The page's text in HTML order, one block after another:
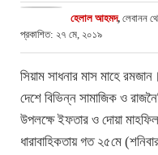
হেলাল আহমদ, লেবানন
প্রকাশিত: ২৭ মে, ২০১৯
সিয়াম সাধনার মাস মাহে
দেশে বিভিন্ন সামাজিক ও
উপলক্ষে ইফতার ও দোয়া
ধারাবাহিকতায় গত ২৫মে